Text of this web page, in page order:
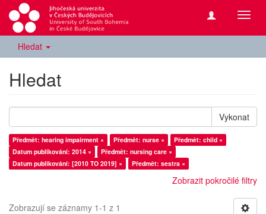
Hledat
Hledat
Vykonat
Předmět: hearing impairment × Předmět: nurse ×
Předmět: child ×
Datum publikování: 2014 ×
Předmět: nursing care ×
Datum publikování: [2010 TO 2019] ×
Předmět: sestra ×
Zobrazit pokročilé filtry
Zobrazují se záznamy 1-1 z 1